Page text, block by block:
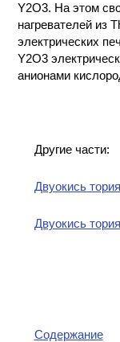
Y2O3. На этом
нагревателей из
электрических
Y2O3
анионами
Другие части:
Двуокись
Двуокись
Содержание